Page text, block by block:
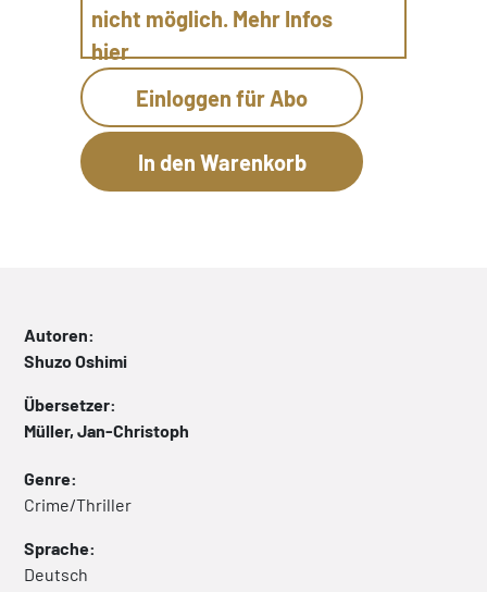
nicht möglich. Mehr Infos
hier
Einloggen für Abo
Autoren:
Shuzo Oshimi
Übersetzer:
Müller, Jan-Christoph
Genre:
Crime/Thriller
Sprache:
Deutsch